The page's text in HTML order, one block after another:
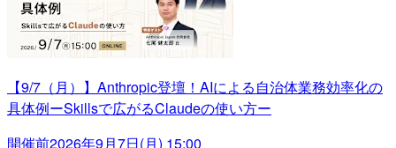
【9/7（月）】Anthropic登壇！AIによる自治体業務効率化の
具体例ーSkillsで広がるClaudeの使い方ー
開催前2026年9月7日(月) 15:00